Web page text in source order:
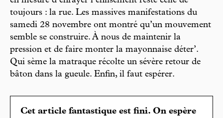
toujours : la rue. Les massives manifestations du
samedi 28 novembre ont montré qu’un mouvement
semble se construire. À nous de maintenir la
pression et de faire monter la mayonnaise déter’.
Qui sème la matraque récolte un sévère retour de
bâton dans la gueule. Enfin, il faut espérer.
Cet article fantastique est fini. On espère